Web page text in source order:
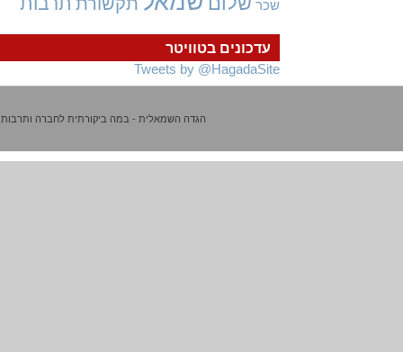
עדכונים בטוויטר
Tweets by @HagadaSite
שכר
הגדה השמאלית - במה ביקורתית לחברה ותרבות